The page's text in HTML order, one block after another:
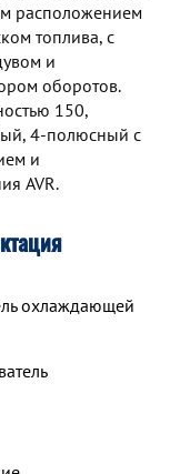
расположением
топлива, с
и
оборотов.
150,
4-полюсный с
и
AVR.
охлаждающей